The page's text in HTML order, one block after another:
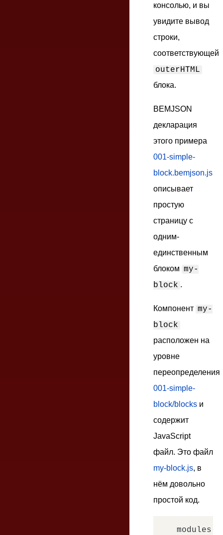
консолью, и вы
увидите вывод
строки,
соответствующей
outerHTML
блока.
BEMJSON
декларация
этого примера
001-simple-
block.bemjson.js
описывает
простую
страницу с
одним-
единственным
блоком my-
block .
Компонент my-
block
расположен на
уровне
переопределения
001-simple-
block/blocks и
содержит
JavaScript
файл. Это файл
my-block.js, в
нём довольно
простой код.
modules.